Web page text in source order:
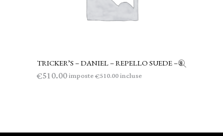
LEGGI TUTTO
TRICKER’S – DANIEL – REPELLO SUEDE – 8
€510.00imposte€510.00incluse